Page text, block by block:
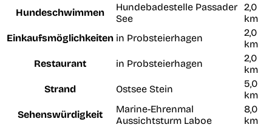
Hundeschwimmen
Hundebadestelle Passader
See
2,0
km
Einkaufsmöglichkeiten in Probsteierhagen
2,0
km
Restaurant
in Probsteierhagen
2,0
km
Strand
Ostsee Stein
5,0
km
Sehenswürdigkeit
Marine-Ehrenmal
Aussichtsturm Laboe
8,0
km